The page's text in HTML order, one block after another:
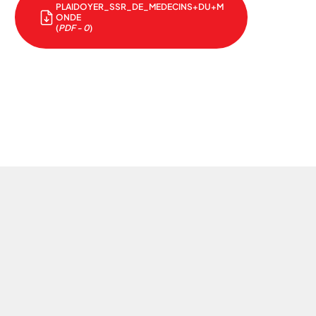
PLAIDOYER_SSR_DE_MEDECINS+DU+M
ONDE
(PDF - 0)